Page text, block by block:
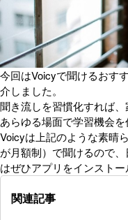
今回はVoicyで聞けるおす
介しました。
聞き流しを習慣化すれば
あらゆる場面で学習機会を
Voicyは上記のような素晴
が月額制）で聞けるので
はぜひアプリをインストー
関連記事